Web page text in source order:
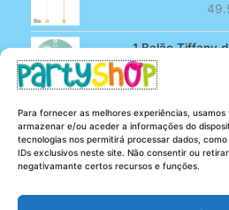
Para fornecer as melhores experiências,
armazenar e/ou aceder a informações do
tecnologias nos permitirá processar dados,
IDs exclusivos neste site. Não consentir ou
negativamante certos recursos e funções.
1 Balão Tiffany
100 Balões Rosa
5.25€